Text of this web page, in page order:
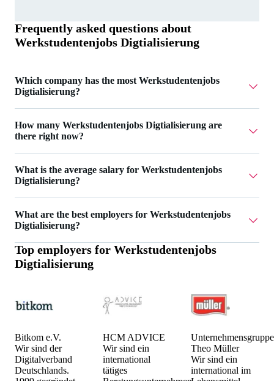
Frequently asked questions about
Werkstudentenjobs Digtialisierung
Which company has the most Werkstudentenjobs
Digtialisierung?
How many Werkstudentenjobs Digtialisierung are
there right now?
What is the average salary for Werkstudentenjobs
Digtialisierung?
17 €.
What are the best employers for Werkstudentenjobs
Digtialisierung?
The best employers for Werkstudentenjobs Digtialisierung
are Bitkom e.V., HCM ADVICE and Unternehmensgruppe
Top employers for Werkstudentenjobs
Digtialisierung
Bitkom e.V.
Wir sind der
Digitalverband
Deutschlands.
HCM ADVICE
Wir sind ein
international
tätiges
Unternehmensgruppe
Theo Müller
Wir sind ein
international im